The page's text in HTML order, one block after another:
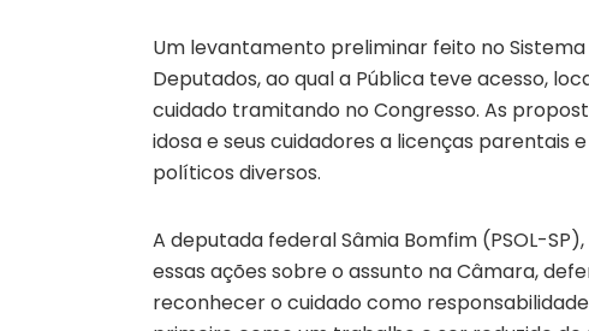
Um levantamento preliminar feito no
Deputados, ao qual a Pública teve acesso,
cuidado tramitando no Congresso. As
idosa e seus cuidadores a licenças
políticos diversos.
A deputada federal Sâmia Bomfim (PSOL-
essas ações sobre o assunto na Câmara,
reconhecer o cuidado como